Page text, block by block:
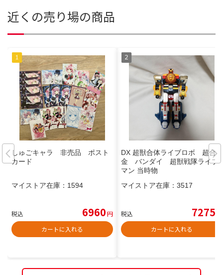
近くの売り場の商品
しゅごキャラ 非売品 ポスト
カード
マイストア在庫： 1594
税込 6960円
カートに入れる
DX 超獣合体ライブロボ 超合
金 バンダイ 超獣戦隊ライブ
マン 当時物
マイストア在庫： 3517
税込 7275
カートに入れる